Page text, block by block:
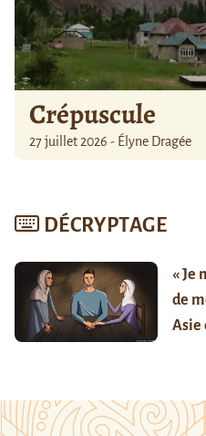
Crépuscule
27 juillet 2026 - Élyne Dragée
DÉCRYPTAGE
« Je
de
Asie